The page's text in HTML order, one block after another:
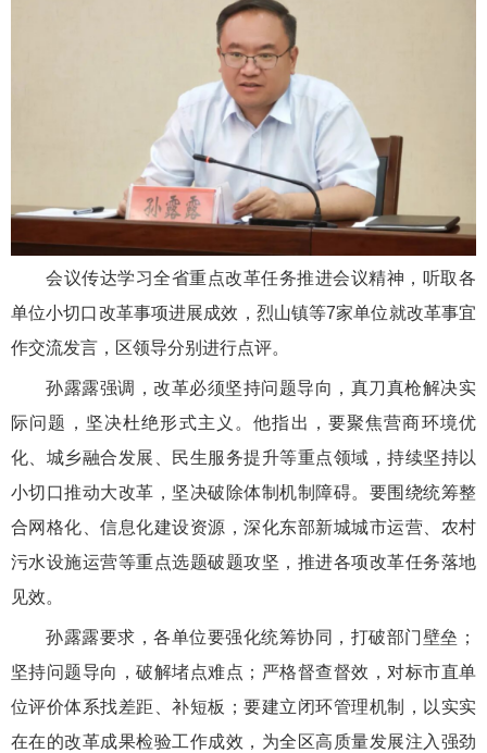
会议传达学习全省重点改革任务推进会议精神，听取各
单位小切口改革事项进展成效，烈山镇等7家单位就改革事宜
作交流发言，区领导分别进行点评。
孙露露强调，改革必须坚持问题导向，真刀真枪解决实
际问题，坚决杜绝形式主义。他指出，要聚焦营商环境优
化、城乡融合发展、民生服务提升等重点领域，持续坚持以
小切口推动大改革，坚决破除体制机制障碍。要围绕统筹整
合网格化、信息化建设资源，深化东部新城城市运营、农村
污水设施运营等重点选题破题攻坚，推进各项改革任务落地
见效。
孙露露要求，各单位要强化统筹协同，打破部门壁垒；
坚持问题导向，破解堵点难点；严格督查督效，对标市直单
位评价体系找差距、补短板；要建立闭环管理机制，以实实
在在的改革成果检验工作成效，为全区高质量发展注入强劲